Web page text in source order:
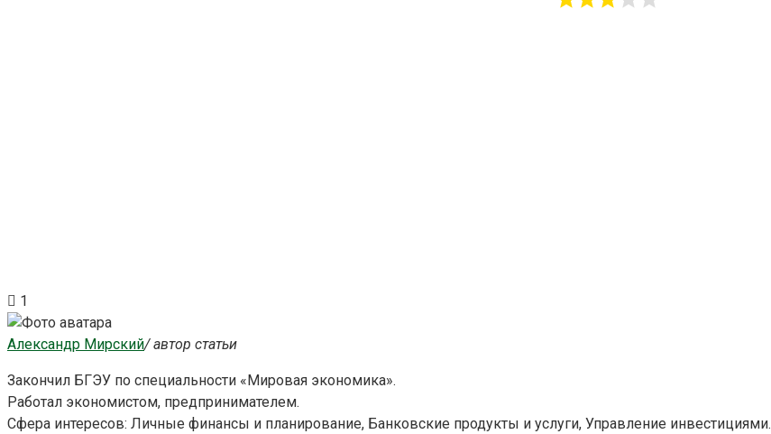
1
Александр Мирский/ автор статьи
Закончил БГЭУ по специальности «Мировая экономика».
Работал экономистом, предпринимателем.
Сфера интересов: Личные финансы и планирование, Банковские продукты и услуги, Управление инвестициями.